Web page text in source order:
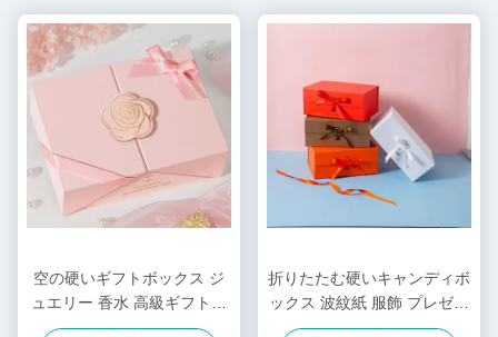
空の硬いギフトボックス ジ
ュエリー 香水 高級ギフトボ
ックス カスタムロゴ
折りたたむ硬いキャンディボ
ックス 波紋紙 服飾 プレゼン
トボックス 休日用